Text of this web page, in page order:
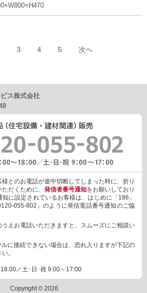
3 4 5 次へ
ス株式会社
様とのお電話が途中切断してしまった時に、折り
だくために、 発信者番号通知をお願いしており
に設定されているお客様は、はじめに「186」
055-802」のように発信電話番号通知のご協
うえお電話いただきますと、スムーズにご相談い
に接続できない場合は、恐れ入りますが下記の
。
／土･日･祝 9:00～17:00
Copyright © 2026